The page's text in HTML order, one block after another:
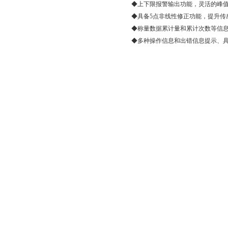
◆上下限报警输出功能，灵活的峰
◆具备5点非线性修正功能，提升传
◆称量数据累计量和累计次数等信
◆多种操作信息和出错信息提示、